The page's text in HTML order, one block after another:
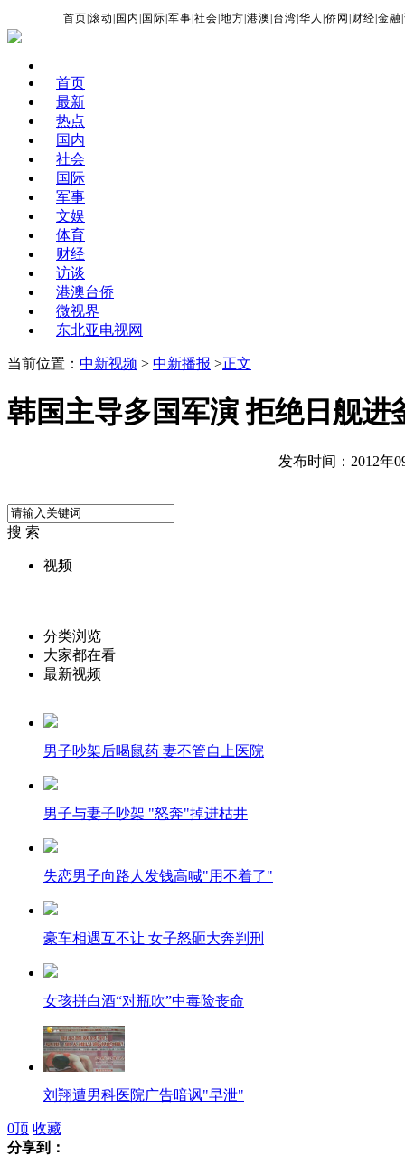
首页 |滚动 国内 国际 |军事 |社会 |地方 |港澳 台湾 |华人 |侨网 财经 |金融 |
首页
最新
热点
国内
社会
国际
军事
文娱
体育
财经
访谈
港澳台侨
微视界
东北亚电视网
当前位置： 中新视频 > 中新播报 >正文
韩国主导多国军演 拒绝日舰进
发布时间：2012年
搜 索
视频
分类浏览
大家都在看
最新视频
男子吵架后喝鼠药 妻不管自上医院
男子与妻子吵架 "怒奔"掉进枯井
失恋男子向路人发钱高喊"用不着了"
豪车相遇互不让 女子怒砸大奔判刑
女孩拼白酒“对瓶吹”中毒险丧命
刘翔遭男科医院广告暗讽"早泄"
0顶 收藏
分享到：